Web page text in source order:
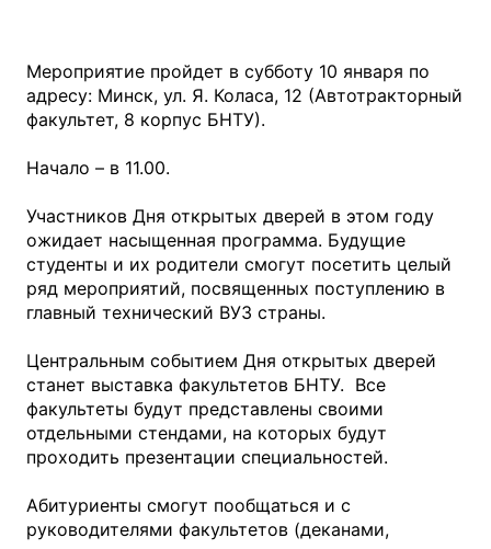
Мероприятие пройдет в субботу 10 января по
адресу: Минск, ул. Я. Коласа, 12 (Автотракторный
факультет, 8 корпус БНТУ).
Начало – в 11.00.
Участников Дня открытых дверей в этом году
ожидает насыщенная программа. Будущие
студенты и их родители смогут посетить целый
ряд мероприятий, посвященных поступлению в
главный технический ВУЗ страны.
Центральным событием Дня открытых дверей
станет выставка факультетов БНТУ. Все
факультеты будут представлены своими
отдельными стендами, на которых будут
проходить презентации специальностей.
Абитуриенты смогут пообщаться и с
руководителями факультетов (деканами,